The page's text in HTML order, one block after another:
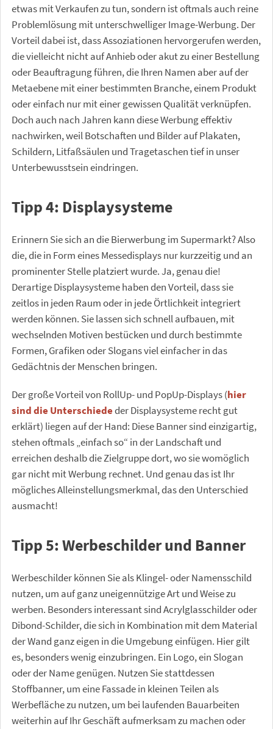
etwas mit Verkaufen zu tun, sondern ist oftmals auch reine
Problemlösung mit unterschwelliger Image-Werbung. Der
Vorteil dabei ist, dass Assoziationen hervorgerufen werden,
die vielleicht nicht auf Anhieb oder akut zu einer Bestellung
oder Beauftragung führen, die Ihren Namen aber auf der
Metaebene mit einer bestimmten Branche, einem Produkt
oder einfach nur mit einer gewissen Qualität verknüpfen.
Doch auch nach Jahren kann diese Werbung effektiv
nachwirken, weil Botschaften und Bilder auf Plakaten,
Schildern, Litfaßsäulen und Tragetaschen tief in unser
Unterbewusstsein eindringen.
Tipp 4: Displaysysteme
Erinnern Sie sich an die Bierwerbung im Supermarkt? Also
die, die in Form eines Messedisplays nur kurzzeitig und an
prominenter Stelle platziert wurde. Ja, genau die!
Derartige Displaysysteme haben den Vorteil, dass sie
zeitlos in jeden Raum oder in jede Örtlichkeit integriert
werden können. Sie lassen sich schnell aufbauen, mit
wechselnden Motiven bestücken und durch bestimmte
Formen, Grafiken oder Slogans viel einfacher in das
Gedächtnis der Menschen bringen.
Der große Vorteil von RollUp- und PopUp-Displays (hier
sind die Unterschiededer Displaysysteme recht gut
erklärt) liegen auf der Hand: Diese Banner sind einzigartig,
stehen oftmals „einfach so“ in der Landschaft und
erreichen deshalb die Zielgruppe dort, wo sie womöglich
gar nicht mit Werbung rechnet. Und genau das ist Ihr
mögliches Alleinstellungsmerkmal, das den Unterschied
ausmacht!
Tipp 5: Werbeschilder und Banner
Werbeschilder können Sie als Klingel- oder Namensschild
nutzen, um auf ganz uneigennützige Art und Weise zu
werben. Besonders interessant sind Acrylglasschilder oder
Dibond-Schilder, die sich in Kombination mit dem Material
der Wand ganz eigen in die Umgebung einfügen. Hier gilt
es, besonders wenig einzubringen. Ein Logo, ein Slogan
oder der Name genügen. Nutzen Sie stattdessen
Stoffbanner, um eine Fassade in kleinen Teilen als
Werbefläche zu nutzen, um bei laufenden Bauarbeiten
weiterhin auf Ihr Geschäft aufmerksam zu machen oder